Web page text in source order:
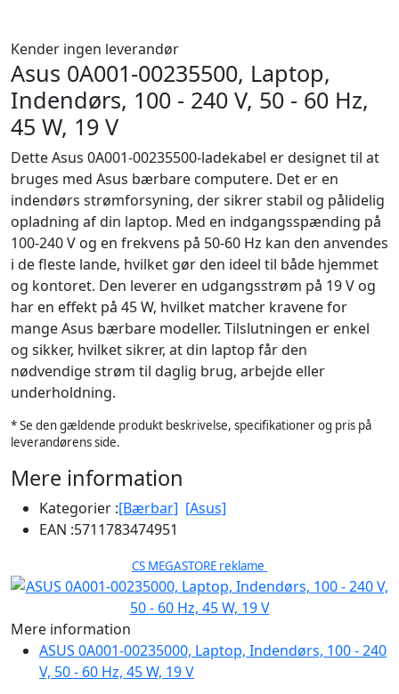
Kender ingen leverandør
Asus 0A001-00235500, Laptop,
Indendørs, 100 - 240 V, 50 - 60 Hz,
45 W, 19 V
Dette Asus 0A001-00235500-ladekabel er designet til at
bruges med Asus bærbare computere. Det er en
indendørs strømforsyning, der sikrer stabil og pålidelig
opladning af din laptop. Med en indgangsspænding på
100-240 V og en frekvens på 50-60 Hz kan den anvendes
i de fleste lande, hvilket gør den ideel til både hjemmet
og kontoret. Den leverer en udgangsstrøm på 19 V og
har en effekt på 45 W, hvilket matcher kravene for
mange Asus bærbare modeller. Tilslutningen er enkel
og sikker, hvilket sikrer, at din laptop får den
nødvendige strøm til daglig brug, arbejde eller
underholdning.
* Se den gældende produkt beskrivelse, specifikationer og pris på
leverandørens side.
Mere information
Kategorier :[Bærbar] [Asus]
EAN :5711783474951
CS MEGASTORE reklame
Mere information
ASUS 0A001-00235000, Laptop, Indendørs, 100 - 240
V, 50 - 60 Hz, 45 W, 19 V